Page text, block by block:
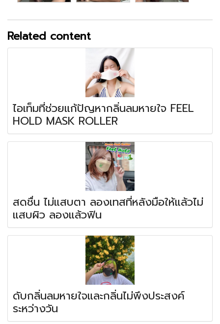
Related content
ไอเท็มที่ช่วยแก้ปัญหากลิ่นลมหายใจ FEEL
HOLD MASK ROLLER
สดชื่น ไม่แสบตา ลองเทสที่หลังมือให้แล้วไม่
แสบผิว ลองแล้วฟิน
ดับกลิ่นลมหายใจและกลิ่นไม่พึงประสงค์
ระหว่างวัน